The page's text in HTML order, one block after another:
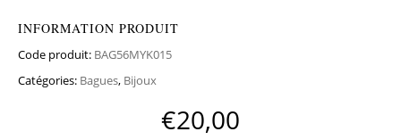
INFORMATION PRODUIT
Code produit: BAG56MYK015
Catégories: Bagues, Bijoux
€20,00